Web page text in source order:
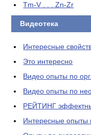
Tm-V . . . Zn-Zr
Видеотека
Интересные
Это интересно
Видео опыты по
Видео опыты по
РЕЙТИНГ
Интересные опыты